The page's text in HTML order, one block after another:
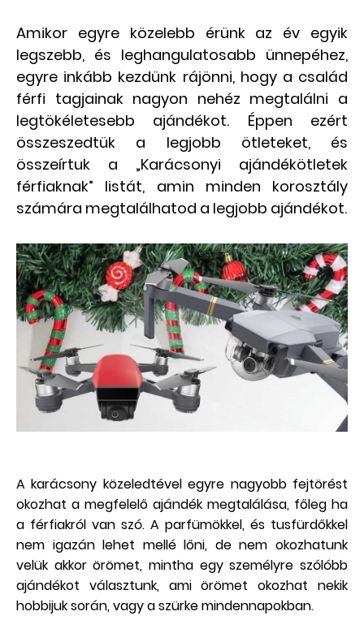
Amikor egyre közelebb érünk az év egyik
legszebb, és leghangulatosabb ünnepéhez,
egyre inkább kezdünk rájönni, hogy a család
férfi tagjainak nagyon nehéz megtalálni a
legtökéletesebb ajándékot. Éppen ezért
összeszedtük a legjobb ötleteket, és
összeírtuk a „Karácsonyi ajándékötletek
férfiaknak” listát, amin minden korosztály
számára megtalálhatod a legjobb ajándékot.
A karácsony közeledtével egyre nagyobb fejtörést
okozhat a megfelelő ajándék megtalálása, főleg ha
a férfiakról van szó. A parfümökkel, és tusfürdőkkel
nem igazán lehet mellé lőni, de nem okozhatunk
velük akkor örömet, mintha egy személyre szólóbb
ajándékot választunk, ami örömet okozhat nekik
hobbijuk során, vagy a szürke mindennapokban.